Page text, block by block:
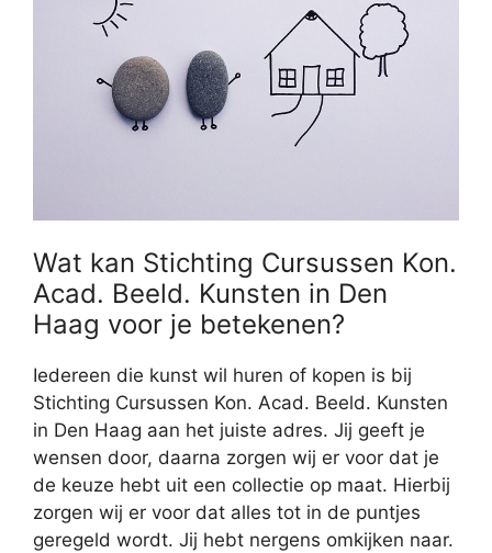
Wat kan Stichting Cursussen Kon.
Acad. Beeld. Kunsten in Den
Haag voor je betekenen?
Iedereen die kunst wil huren of kopen is bij
Stichting Cursussen Kon. Acad. Beeld. Kunsten
in Den Haag aan het juiste adres. Jij geeft je
wensen door, daarna zorgen wij er voor dat je
de keuze hebt uit een collectie op maat. Hierbij
zorgen wij er voor dat alles tot in de puntjes
geregeld wordt. Jij hebt nergens omkijken naar.